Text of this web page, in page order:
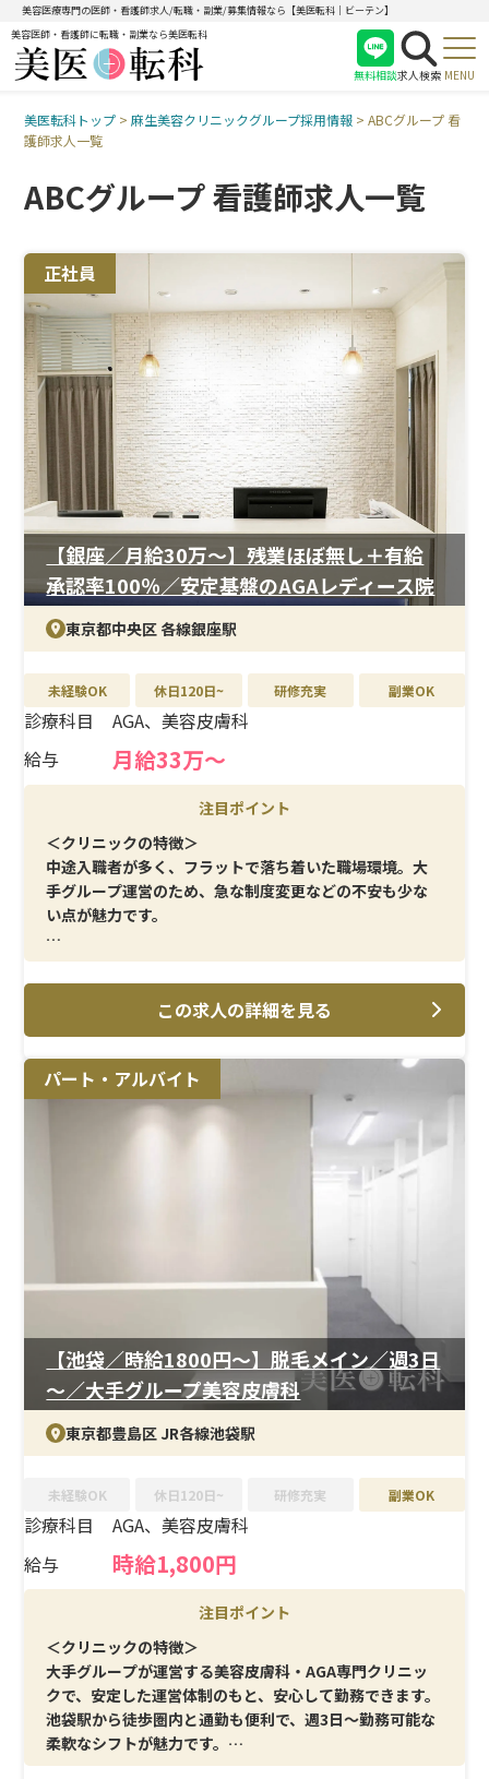
美容医療専門の医師・看護師求人/転職・副業/募集情報なら【美医転科｜ビーテン】
美容医師・看護師に転職・副業なら美医転科
無料相談
医師
求人検索 MENU
美医転科トップ >麻生美容クリニックグループ採用情報 >ABCグループ 看
護師求人一覧
ABCグループ 看護師求人一覧
正社員
【銀座／月給30万〜】残業ほぼ無し＋有給
承認率100％／安定基盤のAGAレディース院
東京都中央区 各線銀座駅
未経験OK 休日120日~ 研修充実 副業OK
診療科目
AGA、美容皮膚科
給与
月給33万〜
注目ポイント
＜クリニックの特徴＞
中途入職者が多く、フラットで落ち着いた職場環境。大
手グループ運営のため、急な制度変更などの不安も少な
い点が魅力です。
＜メイン施術＞
AGA治療・美容皮膚科に関する看護業務が中心。業務量
が安定しており、無理なく働けます。
＜研修制度＞
実務を通して学ぶOJT中心の研修体制。経験に応じたフ
ォローがあり、安心して業務に取り組めます。
年間休日125日、残業少なめ。結婚・出産祝金（第一子30
この求人の詳細を見る
パート・アルバイト
【池袋／時給1800円〜】脱毛メイン／週3日
～／大手グループ美容皮膚科
東京都豊島区 JR各線池袋駅
未経験OK 休日120日~ 研修充実 副業OK
診療科目
AGA、美容皮膚科
給与
時給1,800円
注目ポイント
＜クリニックの特徴＞
大手グループが運営する美容皮膚科・AGA専門クリニッ
クで、安定した運営体制のもと、安心して勤務できます。
池袋駅から徒歩圏内と通勤も便利で、週3日〜勤務可能な
柔軟なシフトが魅力です。